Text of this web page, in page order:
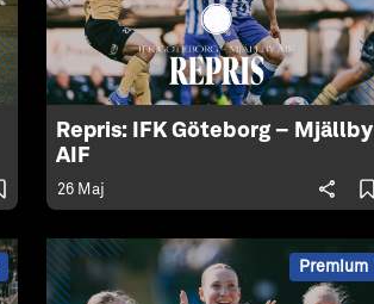
Repris: IFK Göteborg – Mjällby
AIF
26 Maj
Premium